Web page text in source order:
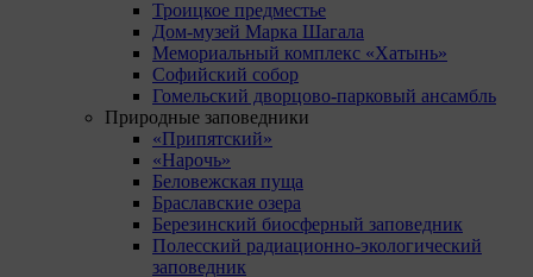
Троицкое предместье
Дом-музей Марка Шагала
Мемориальный комплекс «Хатынь»
Софийский собор
Гомельский дворцово-парковый ансамбль
Природные заповедники
«Припятский»
«Нарочь»
Беловежская пуща
Браславские озера
Березинский биосферный заповедник
Полесский радиационно-экологический
заповедник